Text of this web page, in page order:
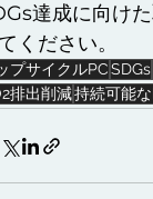
達成に向け
ください。
プサイクルPCSDGs
排出削減持続可能